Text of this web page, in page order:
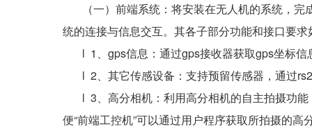
（一）前端系统：将安装在无人机的系统，完
统的连接与信息交互。其各子部分功能和接口要求
l 1、gps信息：通过gps接收器获取gps坐标信
l 2、其它传感设备：支持预留传感器，通过
l 3、高分相机：利用高分相机的自主拍摄功能
便“前端工控机”可以通过用户程序获取所拍摄的高